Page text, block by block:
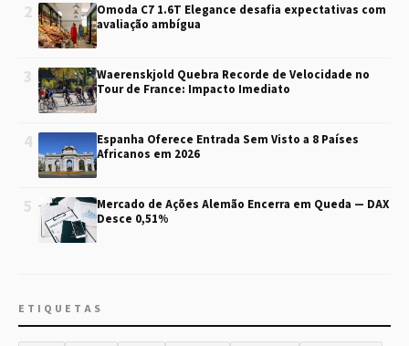
2
Omoda C7 1.6T Elegance desafia expectativas com
avaliação ambígua
3
Waerenskjold Quebra Recorde de Velocidade no
Tour de France: Impacto Imediato
4
Espanha Oferece Entrada Sem Visto a 8 Países
Africanos em 2026
5
Mercado de Ações Alemão Encerra em Queda — DAX
Desce 0,51%
ETIQUETAS